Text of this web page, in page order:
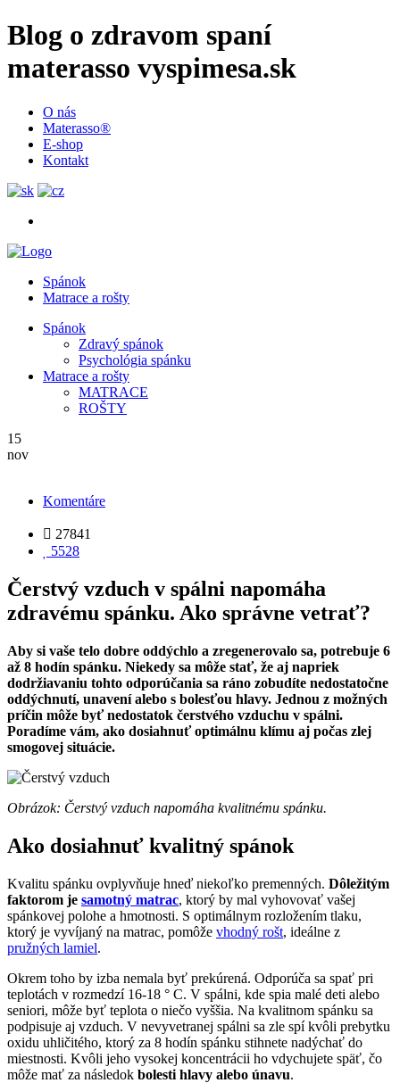
Blog o zdravom spaní
materasso vyspimesa.sk
O nás
Materasso®
E-shop
Kontakt
Spánok
Matrace a rošty
Spánok
Zdravý spánok
Psychológia spánku
Matrace a rošty
MATRACE
ROŠTY
15
nov
Komentáre
 27841
5528
Čerstvý vzduch v spálni napomáha
zdravému spánku. Ako správne vetrať?
Aby si vaše telo dobre oddýchlo a zregenerovalo sa, potrebuje 6
až 8 hodín spánku. Niekedy sa môže stať, že aj napriek
dodržiavaniu tohto odporúčania sa ráno zobudíte nedostatočne
oddýchnutí, unavení alebo s bolesťou hlavy. Jednou z možných
príčin môže byť nedostatok čerstvého vzduchu v spálni.
Poradíme vám, ako dosiahnuť optimálnu klímu aj počas zlej
smogovej situácie.
Obrázok: Čerstvý vzduch napomáha kvalitnému spánku.
Ako dosiahnuť kvalitný spánok
Kvalitu spánku ovplyvňuje hneď niekoľko premenných. Dôležitým
faktorom je samotný matrac, ktorý by mal vyhovovať vašej
spánkovej polohe a hmotnosti. S optimálnym rozložením tlaku,
ktorý je vyvíjaný na matrac, pomôže vhodný rošt, ideálne z
pružných lamiel.
Okrem toho by izba nemala byť prekúrená. Odporúča sa spať pri
teplotách v rozmedzí 16-18 ° C. V spálni, kde spia malé deti alebo
seniori, môže byť teplota o niečo vyššia. Na kvalitnom spánku sa
podpisuje aj vzduch. V nevyvetranej spálni sa zle spí kvôli prebytku
oxidu uhličitého, ktorý za 8 hodín spánku stihnete nadýchať do
miestnosti. Kvôli jeho vysokej koncentrácii ho vdychujete späť, čo
môže mať za následok bolesti hlavy alebo únavu.